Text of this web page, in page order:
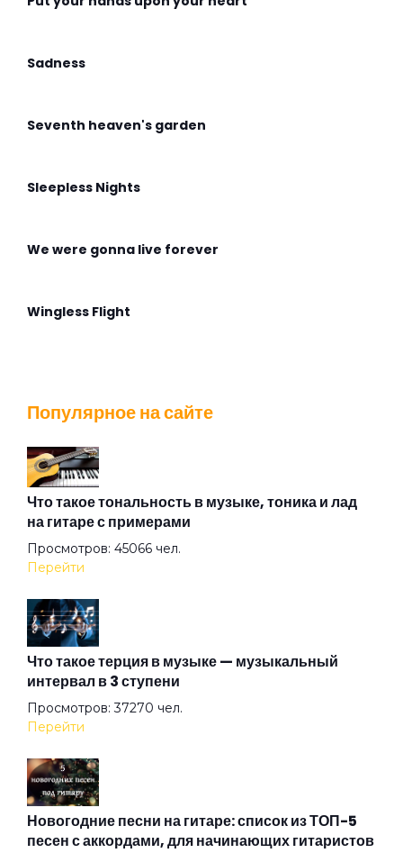
Sadness
Seventh heaven's garden
Sleepless Nights
We were gonna live forever
Wingless Flight
Алмазная душа
Амазонка
Ангел на свече
Ангел ясный
Арена
Популярное на сайте
Что такое тональность в музыке, тоника и лад
на гитаре с примерами
Просмотров: 45066 чел.
Перейти
Что такое терция в музыке — музыкальный
интервал в 3 ступени
Просмотров: 37270 чел.
Перейти
Новогодние песни на гитаре: список из ТОП-5
песен с аккордами, для начинающих гитаристов